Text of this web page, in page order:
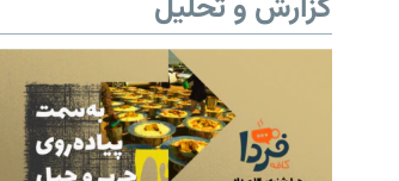
گزارش و تحلیل